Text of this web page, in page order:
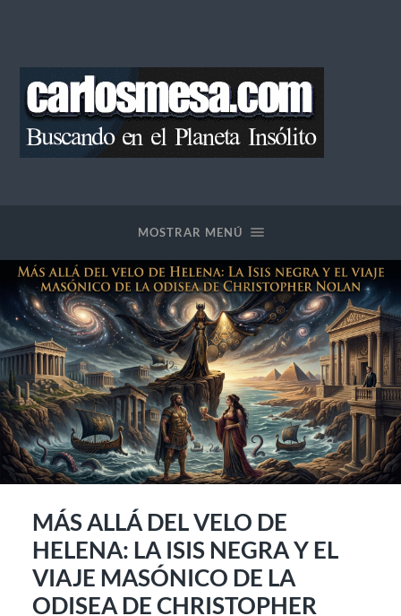
MOSTRAR MENÚ
MÁS ALLÁ DEL VELO DE
HELENA: LA ISIS NEGRA Y EL
VIAJE MASÓNICO DE LA
ODISEA DE CHRISTOPHER